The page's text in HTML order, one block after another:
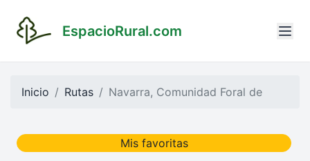
EspacioRural.com
Inicio Rutas Navarra, Comunidad Foral de
Mis favoritas